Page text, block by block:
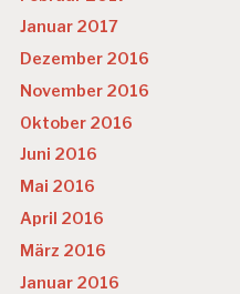
Januar 2017
Dezember 2016
November 2016
Oktober 2016
Juni 2016
Mai 2016
April 2016
März 2016
Januar 2016